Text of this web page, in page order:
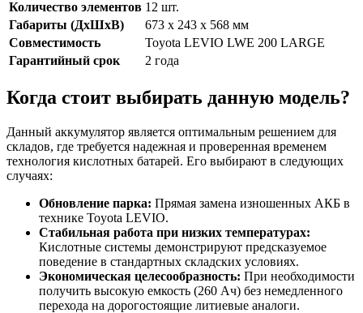
Количество элементов 12 шт.
Габариты (ДхШхВ)
673 x 243 x 568 мм
Совместимость
Toyota LEVIO LWE 200 LARGE
Гарантийный срок
2 года
Когда стоит выбирать данную модель?
Данный аккумулятор является оптимальным решением для
складов, где требуется надежная и проверенная временем
технология кислотных батарей. Его выбирают в следующих
случаях:
Обновление парка: Прямая замена изношенных АКБ в
технике Toyota LEVIO.
Стабильная работа при низких температурах:
Кислотные системы демонстрируют предсказуемое
поведение в стандартных складских условиях.
Экономическая целесообразность: При необходимости
получить высокую емкость (260 Ач) без немедленного
перехода на дорогостоящие литиевые аналоги.